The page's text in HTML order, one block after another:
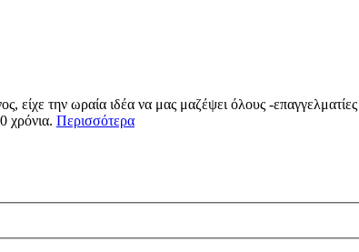
την ωραία ιδέα να μας μαζέψει όλους -
χρόνια. Περισσότερα